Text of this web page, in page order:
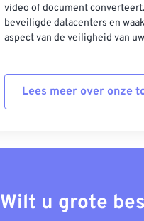
video of document
beveiligde datacenters en
aspect van de veiligheid van
Lees meer over onze
Wilt u grote